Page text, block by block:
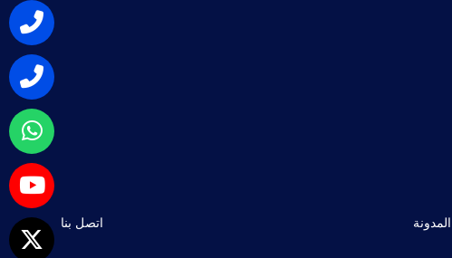
المدونة اتصل بنا